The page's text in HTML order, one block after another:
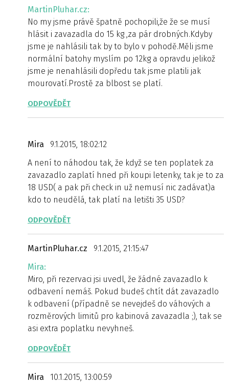
MartinPluhar.cz:
No my jsme právě špatně pochopili,že že se musí
hlásit i zavazadla do 15 kg ,za pár drobných.Kdyby
jsme je nahlásili tak by to bylo v pohodě.Měli jsme
normální batohy myslím po 12kg a opravdu jelikož
jsme je nenahlásili dopředu tak jsme platili jak
mourovatí.Prostě za blbost se platí.
ODPOVĚDĚT
Mira
9.1.2015, 18:02:12
A není to náhodou tak, že když se ten poplatek za
zavazadlo zaplatí hned při koupi letenky, tak je to za
18 USD( a pak při check in už nemusí nic zadávat)a
kdo to neudělá, tak platí na letišti 35 USD?
ODPOVĚDĚT
MartinPluhar.cz
9.1.2015, 21:15:47
Mira:
Miro, při rezervaci jsi uvedl, že žádné zavazadlo k
odbavení nemáš. Pokud budeš chtít dát zavazadlo
k odbavení (případně se nevejdeš do váhových a
rozměrových limitů pro kabinová zavazadla ;), tak se
asi extra poplatku nevyhneš.
ODPOVĚDĚT
Mira
10.1.2015, 13:00:59